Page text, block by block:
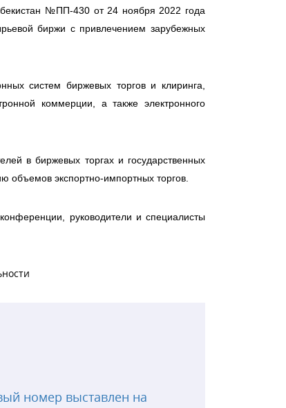
№ПП-430 от 24 ноября 2022 года
биржи с привлечением зарубежных
систем биржевых торгов и клиринга,
коммерции, а также электронного
в биржевых торгах и государственных
объемов экспортно-импортных торгов.
руководители и специалисты
номер выставлен на